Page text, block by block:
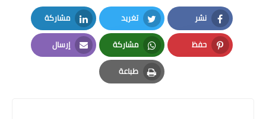
نشر
Facebook
تغريد
Twitter
مشاركة
LinkedIn
حفظ
Pinterest
مشاركة
Whatsapp
إرسال
Email
طباعة
Print